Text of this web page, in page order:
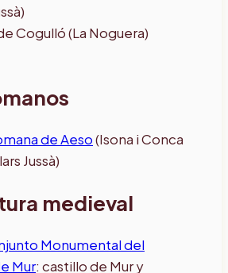
Cogulló (La Noguera)
de Aeso(Isona i Conca
Jussà)
medieval
Monumental del
Mur: castillo de Mur y